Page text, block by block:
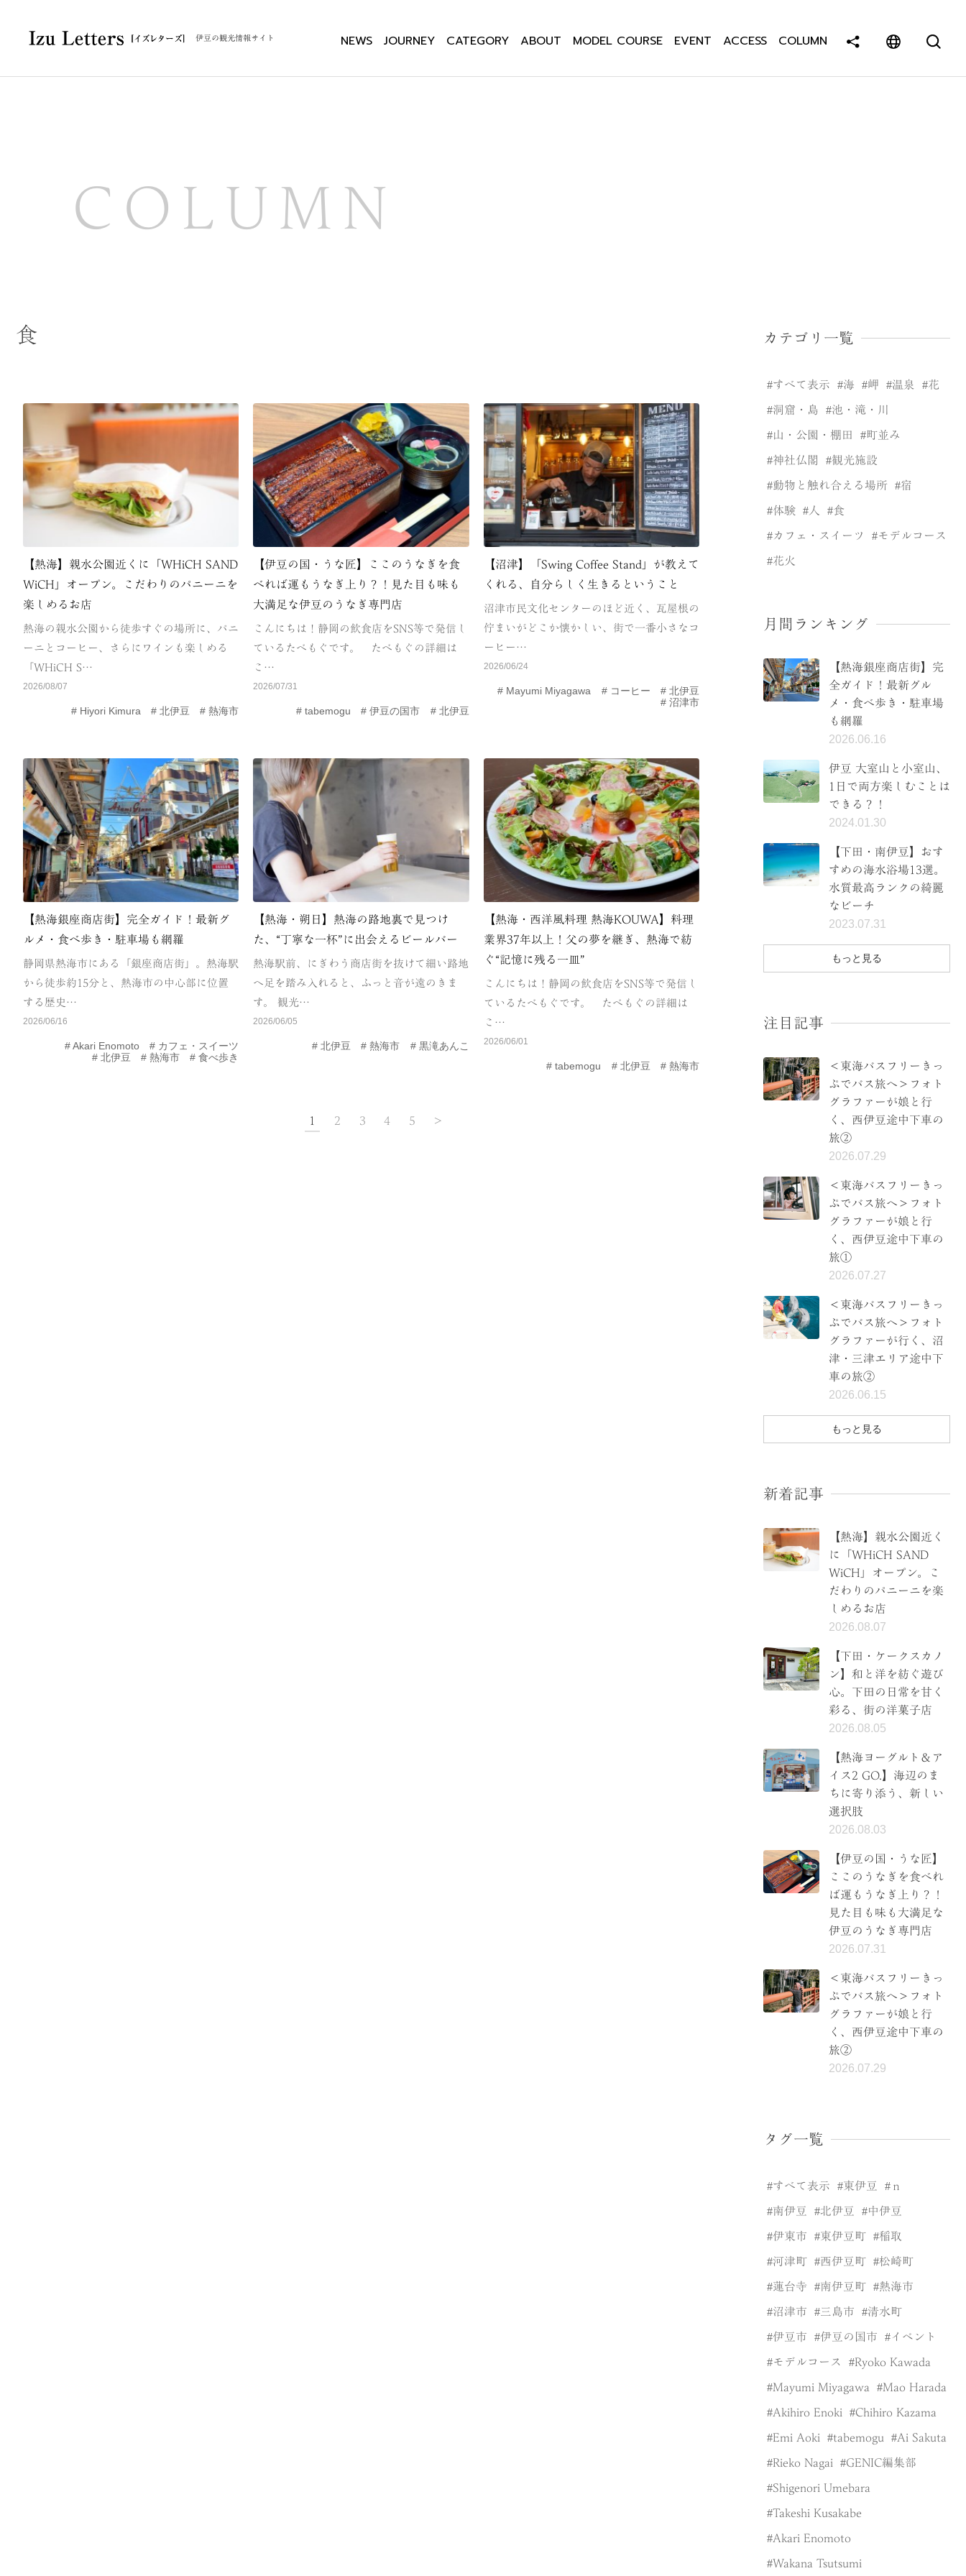
伊豆の観光情報サイト NEWS JOURNEY CATEGORY ABOUT MODEL COURSE EVENT ACCESS COLUMN
COLUMN
食
【熱海】親水公園近くに「WHiCH SAND
WiCH」オープン。こだわりのパニーニを
楽しめるお店
熱海の親水公園から徒歩すぐの場所に、パニ
ーニとコーヒー、さらにワインも楽しめる
「WHiCH S…
2026/08/07
Hiyori Kimura 北伊豆 熱海市
【伊豆の国・うな匠】ここのうなぎを食
べれば運もうなぎ上り？！見た目も味も
大満足な伊豆のうなぎ専門店
こんにちは！静岡の飲食店をSNS等で発信し
ているたべもぐです。 たべもぐの詳細は
こ…
2026/07/31
tabemogu 伊豆の国市 北伊豆
【沼津】「Swing Coffee Stand」が教えて
くれる、自分らしく生きるということ
沼津市民文化センターのほど近く、瓦屋根の
佇まいがどこか懐かしい、街で一番小さなコ
ーヒー…
2026/06/24
Mayumi Miyagawa コーヒー
北伊豆
沼津市
【熱海銀座商店街】完全ガイド！最新グ
ルメ・食べ歩き・駐車場も網羅
静岡県熱海市にある「銀座商店街」。熱海駅
から徒歩約15分と、熱海市の中心部に位置
する歴史…
2026/06/16
Akari Enomoto
カフェ・スイーツ
北伊豆
熱海市 食べ歩き
【熱海・朔日】熱海の路地裏で見つけ
た、“丁寧な一杯”に出会えるビールバー
熱海駅前、にぎわう商店街を抜けて細い路地
へ足を踏み入れると、ふっと音が遠のきま
す。 観光…
2026/06/05
北伊豆 熱海市 黒滝あんこ
【熱海・西洋風料理 熱海KOUWA】料理
業界37年以上！父の夢を継ぎ、熱海で紡
ぐ“記憶に残る一皿”
こんにちは！静岡の飲食店をSNS等で発信し
ているたべもぐです。 たべもぐの詳細は
こ…
2026/06/01
tabemogu 北伊豆 熱海市
1 2 3 4 5 >
カテゴリ一覧
すべて表示 海 岬 温泉 花
洞窟・島 池・滝・川
山・公園・棚田 町並み
神社仏閣 観光施設
動物と触れ合える場所 宿
体験 人 食
カフェ・スイーツ モデルコース
花火
月間ランキング
【熱海銀座商店街】完
全ガイド！最新グル
メ・食べ歩き・駐車場
も網羅
2026.06.16
伊豆 大室山と小室山、
1日で両方楽しむことは
できる？！
2024.01.30
【下田・南伊豆】おす
すめの海水浴場13選。
水質最高ランクの綺麗
なビーチ
2023.07.31
もっと見る
注目記事
＜東海バスフリーきっ
ぷでバス旅へ＞フォト
グラファーが娘と行
く、西伊豆途中下車の
旅②
2026.07.29
＜東海バスフリーきっ
ぷでバス旅へ＞フォト
グラファーが娘と行
く、西伊豆途中下車の
旅①
2026.07.27
＜東海バスフリーきっ
ぷでバス旅へ＞フォト
グラファーが行く、沼
津・三津エリア途中下
車の旅②
2026.06.15
もっと見る
新着記事
【熱海】親水公園近く
に「WHiCH SAND
WiCH」オープン。こ
だわりのパニーニを楽
しめるお店
2026.08.07
【下田・ケークスカノ
ン】和と洋を紡ぐ遊び
心。下田の日常を甘く
彩る、街の洋菓子店
2026.08.05
【熱海ヨーグルト＆ア
イス2 GO.】海辺のま
ちに寄り添う、新しい
選択肢
2026.08.03
【伊豆の国・うな匠】
ここのうなぎを食べれ
ば運もうなぎ上り？！
見た目も味も大満足な
伊豆のうなぎ専門店
2026.07.31
＜東海バスフリーきっ
ぷでバス旅へ＞フォト
グラファーが娘と行
く、西伊豆途中下車の
旅②
2026.07.29
タグ一覧
すべて表示 東伊豆 ｎ
南伊豆 北伊豆 中伊豆
伊東市 東伊豆町 稲取
河津町 西伊豆町 松崎町
蓮台寺 南伊豆町 熱海市
沼津市 三島市 清水町
伊豆市 伊豆の国市 イベント
モデルコース Ryoko Kawada
Mayumi Miyagawa Mao Harada
Akihiro Enoki Chihiro Kazama
Emi Aoki tabemogu Ai Sakuta
Rieko Nagai GENIC編集部
Shigenori Umebara
Takeshi Kusakabe
Akari Enomoto
Wakana Tsutsumi